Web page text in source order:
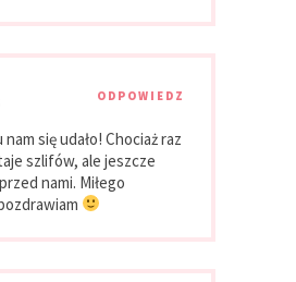
ODPOWIEDZ
się udało! Chociaż raz
szlifów, ale jeszcze
nami. Miłego